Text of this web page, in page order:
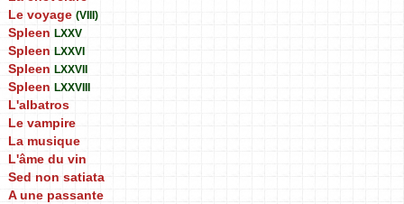
Le voyage (VIII)
Spleen LXXV
Spleen LXXVI
Spleen LXXVII
Spleen LXXVIII
L'albatros
Le vampire
La musique
L'âme du vin
Sed non satiata
A une passante